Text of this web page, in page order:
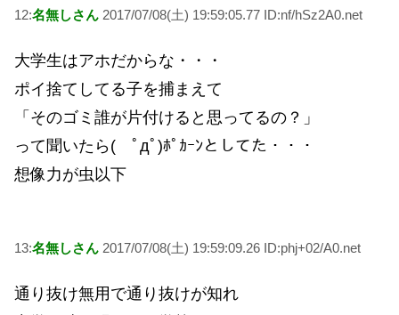
12:名無しさん 2017/07/08(土) 19:59:05.77 ID:nf/hSz2A0.net
大学生はアホだからな・・・
ポイ捨てしてる子を捕まえて
「そのゴミ誰が片付けると思ってるの？」
って聞いたら( ﾟдﾟ)ﾎﾟｶｰﾝとしてた・・・
想像力が虫以下
13:名無しさん 2017/07/08(土) 19:59:09.26 ID:phj+02/A0.net
通り抜け無用で通り抜けが知れ